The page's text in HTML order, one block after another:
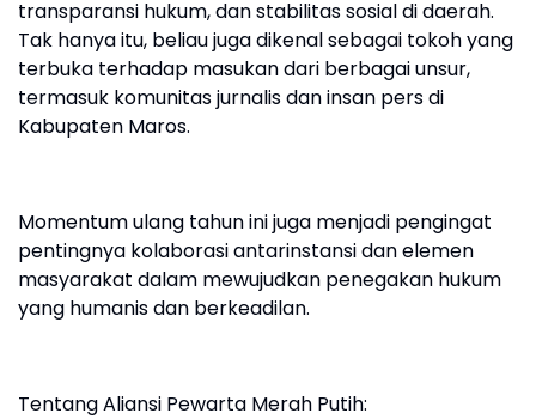
transparansi hukum, dan stabilitas sosial di daerah.
Tak hanya itu, beliau juga dikenal sebagai tokoh yang
terbuka terhadap masukan dari berbagai unsur,
termasuk komunitas jurnalis dan insan pers di
Kabupaten Maros.
Momentum ulang tahun ini juga menjadi pengingat
pentingnya kolaborasi antarinstansi dan elemen
masyarakat dalam mewujudkan penegakan hukum
yang humanis dan berkeadilan.
Tentang Aliansi Pewarta Merah Putih: